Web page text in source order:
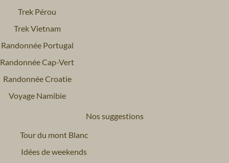
Trek Pérou
Trek Vietnam
Randonnée Portugal
Randonnée Cap-Vert
Randonnée Croatie
Voyage Namibie
Nos suggestions
Tour du mont Blanc
Idées de weekends